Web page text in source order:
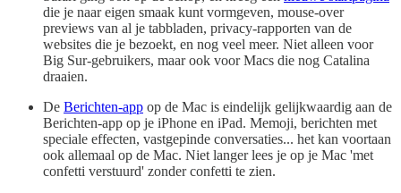
die je naar eigen smaak kunt vormgeven, mouse-over
previews van al je tabbladen, privacy-rapporten van de
websites die je bezoekt, en nog veel meer. Niet alleen voor
Big Sur-gebruikers, maar ook voor Macs die nog Catalina
draaien.
De Berichten-app op de Mac is eindelijk gelijkwaardig aan de
Berichten-app op je iPhone en iPad. Memoji, berichten met
speciale effecten, vastgepinde conversaties... het kan voortaan
ook allemaal op de Mac. Niet langer lees je op je Mac 'met
confetti verstuurd' zonder confetti te zien.